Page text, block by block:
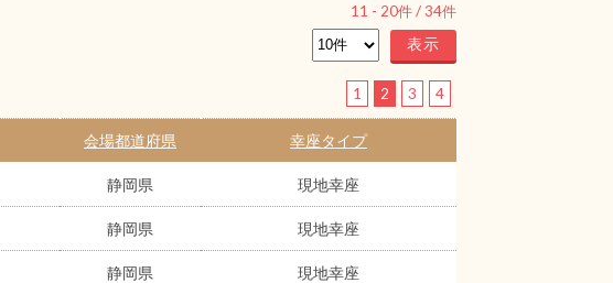
11 - 20件 /34件
1 2 3 4
会場都道府県 幸座タイプ
静岡県 現地幸座
静岡県 現地幸座
静岡県 現地幸座